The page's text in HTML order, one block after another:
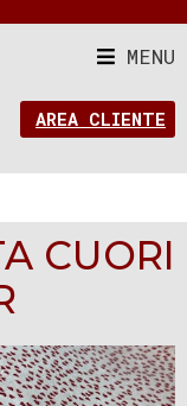
MENU
AREA CLIENTE
CUORI